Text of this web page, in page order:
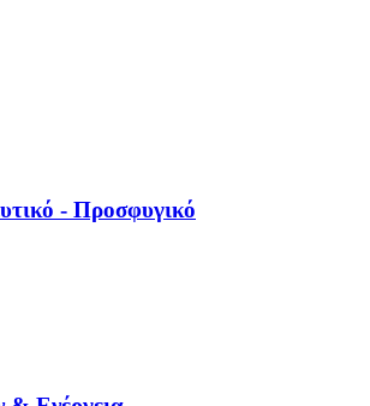
- Προσφυγικό